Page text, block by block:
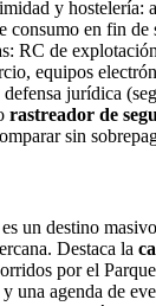
y hostelería:
consumo en fin de
RC de
equipos
jurídica
rastreador de
sin
un destino
Destaca la
por el
una agenda de